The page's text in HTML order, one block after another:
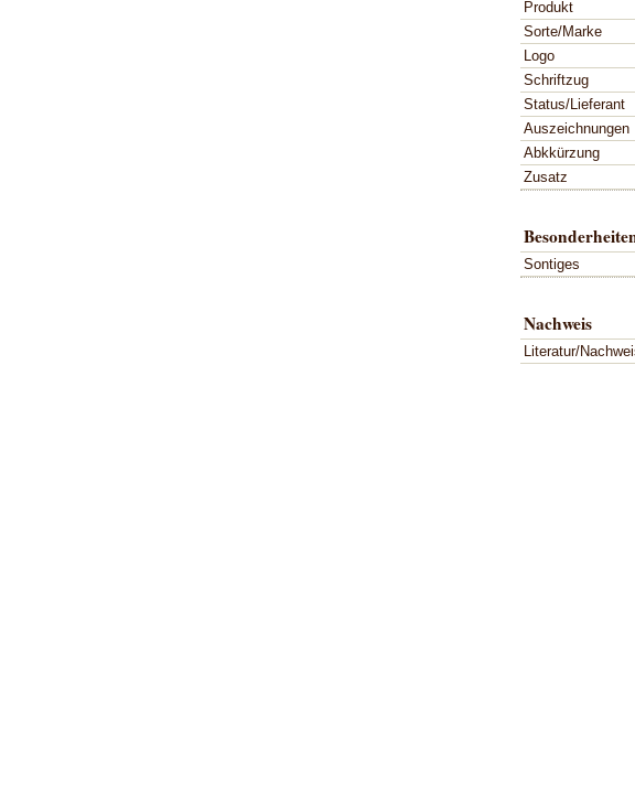
Produkt
Sorte/Marke
Logo
Schriftzug
Status/Lieferant
Auszeichnungen
Abkkürzung
Zusatz
Sontiges
Nachweis
Literatur/